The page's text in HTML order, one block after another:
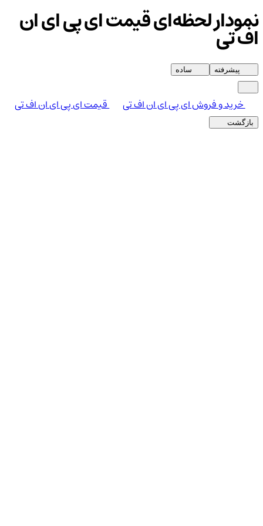
نمودار لحظه‌ای قیمت ای پی ای ان
اف تی
پیشرفته ساده
خرید و فروش ای پی ای ان اف تی قیمت ای پی ای ان اف تی
بازگشت